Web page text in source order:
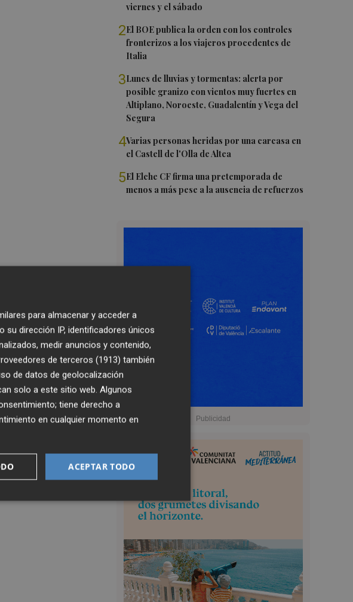
viernes y el sábado
2El BOE publica la orden con los controles
fronterizos a los viajeros procedentes de
Italia
3Lunes de lluvias y tormentas: alerta por
posible granizo con vientos muy fuertes en
Altiplano, Noroeste, Guadalentín y Vega del
Segura
4Varias personas heridas por una carcasa en
el Castell de l'Olla de Altea
5El Elche CF firma una pretemporada de
menos a más pese a la ausencia de refuerzos
para almacenar y acceder a
dirección IP, identificadores únicos
medir anuncios y contenido,
de terceros (1913) también
de datos de geolocalización
solo a este sitio web. Algunos
tiene derecho a
en cualquier momento en
ACEPTAR TODO